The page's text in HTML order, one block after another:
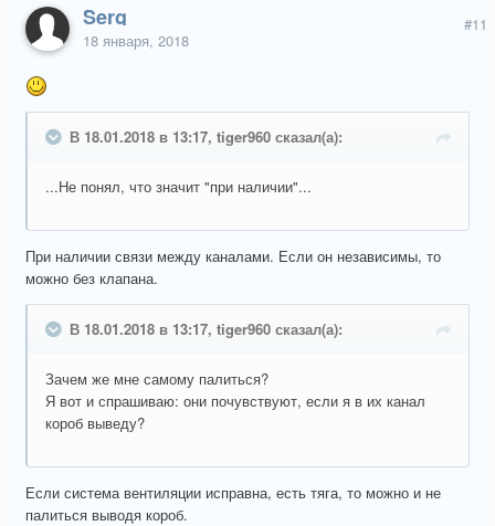
Serg
18 января, 2018
#11
В 18.01.2018 в 13:17, tiger960 сказал(а):
...Не понял, что значит "при наличии"...
При наличии связи между каналами. Если он независимы, то
можно без клапана.
В 18.01.2018 в 13:17, tiger960 сказал(а):
Зачем же мне самому палиться?
Я вот и спрашиваю: они почувствуют, если я в их канал
короб выведу?
Если система вентиляции исправна, есть тяга, то можно и не
палиться выводя короб.